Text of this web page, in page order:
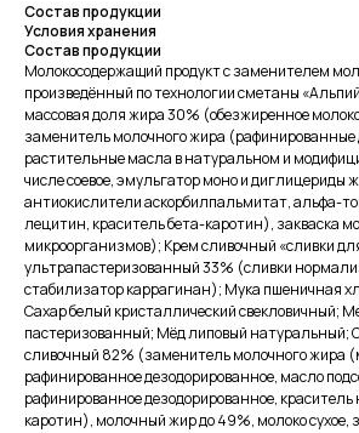
Состав продукции
Условия хранения
Состав продукции
Молокосодержащий продукт с заменителем
произведённый по технологии сметаны
массовая доля жира 30% (обезжиренное
заменитель молочного жира (рафинированные
растительные масла в натуральном и
числе соевое, эмульгатор моно и диглицериды
антиокислители аскорбилпальмитат, альфа-
лецитин, краситель бета-каротин), закваска
микроорганизмов); Крем сливочный «сливки
ультрапастеризованный 33% (сливки
стабилизатор каррагинан); Мука пшеничная
Сахар белый кристаллический свекловичный;
пастеризованный; Мёд липовый натуральный;
сливочный 82% (заменитель молочного жира
рафинированное дезодорированное, масло
рафинированное дезодорированное,
каротин), молочный жир до 49%, молоко сухое,
Меню
Каталог
О производстве
О компании